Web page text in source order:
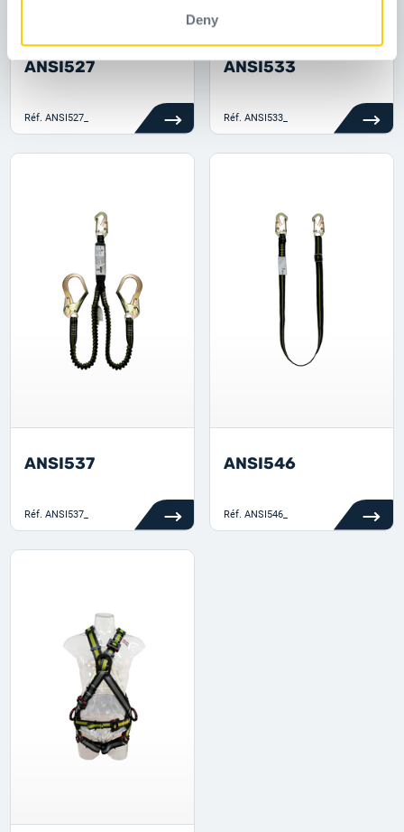
Deny
ANSI527
Réf. ANSI527_
ANSI533
Réf. ANSI533_
ANSI537
Réf. ANSI537_
ANSI546
Réf. ANSI546_